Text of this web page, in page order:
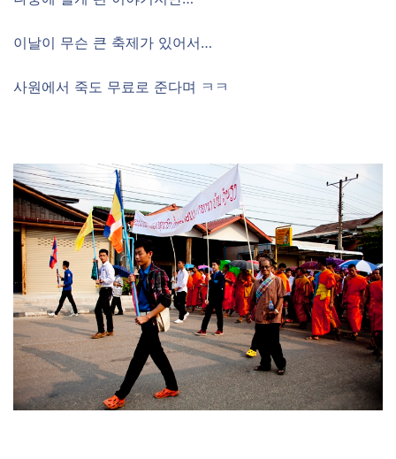
이날이 무슨 큰 축제가 있어서…
사원에서 죽도 무료로 준다며 ㅋㅋ